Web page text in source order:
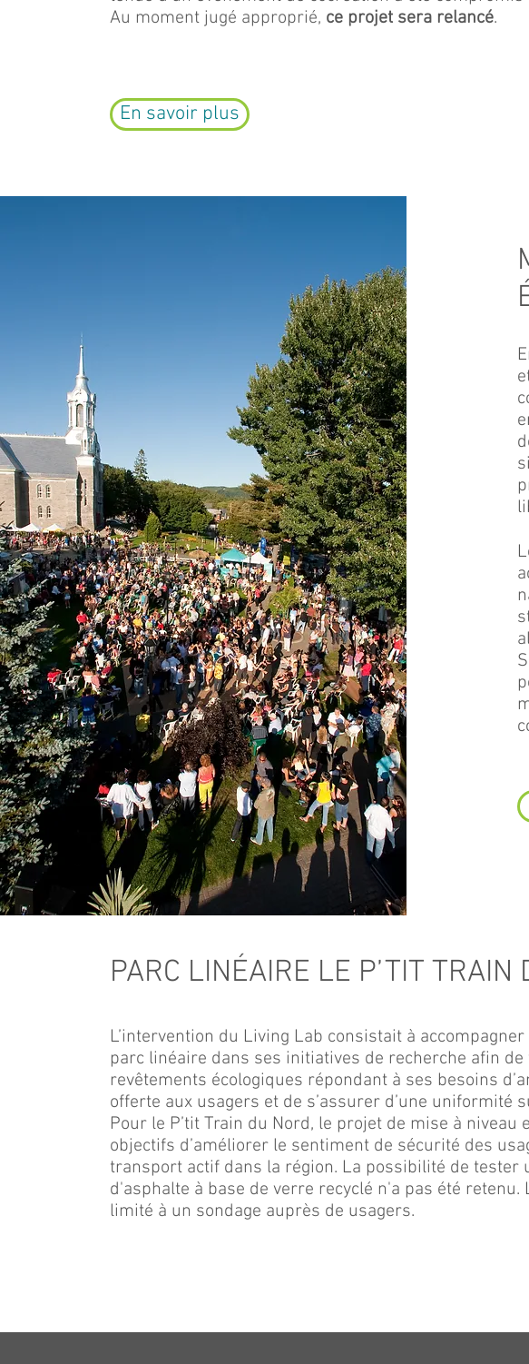
Au moment jugé approprié, ce projet sera relancé.
En savoir plus
PARC LINÉAIRE LE P’TIT TRAIN
L’intervention du Living Lab consistait à
parc linéaire dans ses initiatives de recherche afin
revêtements écologiques répondant à ses besoins
offerte aux usagers et de s’assurer d’une uniformité
Pour le P’tit Train du Nord, le projet de mise à niveau
objectifs d’améliorer le sentiment de sécurité des
transport actif dans la région. La possibilité de tester
d'asphalte à base de verre recyclé n'a pas été
limité à un sondage auprès de usagers.